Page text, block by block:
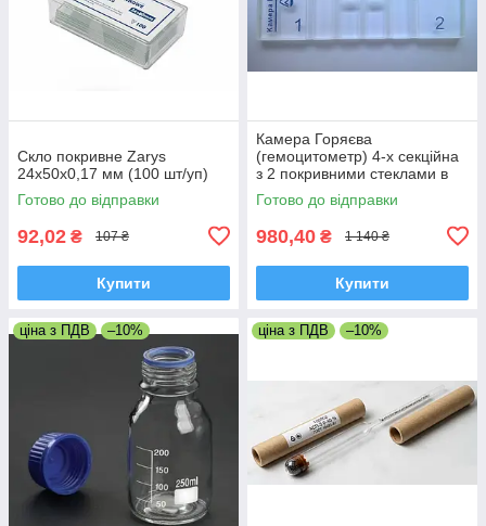
Скло покривне Zarys
24х50х0,17 мм (100 шт/уп)
Готово до відправки
92,02 ₴ 107 ₴
Купити
Камера Горяєва
(гемоцитометр) 4-х секційна
з 2 покривними стеклами в
комплекті
Готово до відправки
980,40 ₴ 1 140 ₴
Купити
ціна з ПДВ –10% ціна з ПДВ –10%